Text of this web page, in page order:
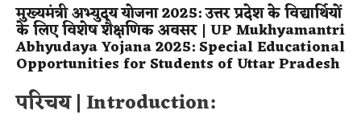
मुख्यमंत्री अभ्युदय योजना 2025: उत्तर प्रदेश के विद्यार्थियों
के लिए विशेष शैक्षणिक अवसर | UP Mukhyamantri
Abhyudaya Yojana 2025: Special Educational
Opportunities for Students of Uttar Pradesh
परिचय | Introduction: